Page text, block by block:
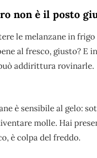
non è il posto
le melanzane in
al fresco, giusto? E
addirittura rovinarle.
è sensibile al gelo:
molle. Hai
è colpa del freddo.